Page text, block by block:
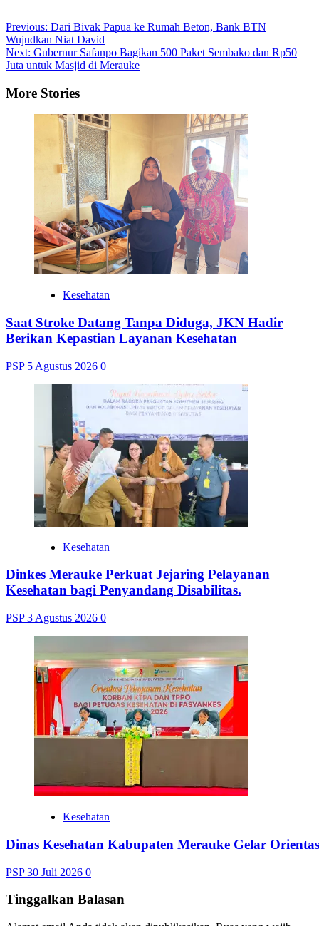
Post
navigation
Previous: Dari Bivak Papua ke Rumah Beton, Bank BTN
Wujudkan Niat David
Next: Gubernur Safanpo Bagikan 500 Paket Sembako dan Rp50
Juta untuk Masjid di Merauke
More Stories
Kesehatan
Saat Stroke Datang Tanpa Diduga, JKN Hadir
Berikan Kepastian Layanan Kesehatan
PSP 5 Agustus 2026 0
Kesehatan
Dinkes Merauke Perkuat Jejaring Pelayanan
Kesehatan bagi Penyandang Disabilitas.
PSP3 Agustus 2026 0
Kesehatan
Dinas Kesehatan Kabupaten Merauke Gelar
PSP30 Juli 2026 0
Tinggalkan Balasan